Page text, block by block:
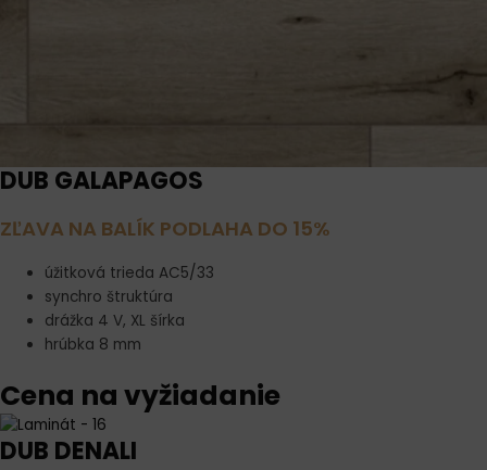
DUB GALAPAGOS
ZĽAVA NA BALÍK PODLAHA DO 15%
úžitková trieda AC5/33
synchro štruktúra
drážka 4 V, XL šírka
hrúbka 8 mm
Cena na vyžiadanie
DUB DENALI